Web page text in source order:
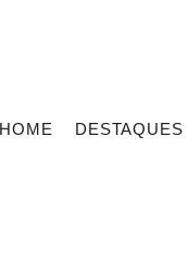
HOME DESTAQUES